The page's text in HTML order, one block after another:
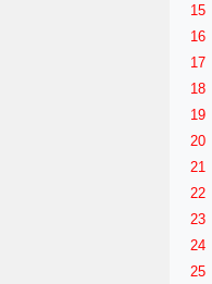
15
16
17
18
19
20
21
22
23
24
25